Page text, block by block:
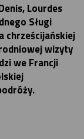
Lourdes
Sługi
chrześcijańskiej
wizyty
we Francji